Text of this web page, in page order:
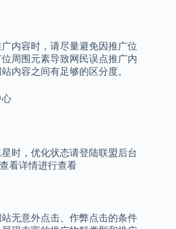
内容时，请尽量避免因推广位
周围元素导致网民误点推广内
内容之间有足够的区分度。
心
时，优化状态请登陆联盟后台
看详情进行查看
无意外点击、作弊点击的条件